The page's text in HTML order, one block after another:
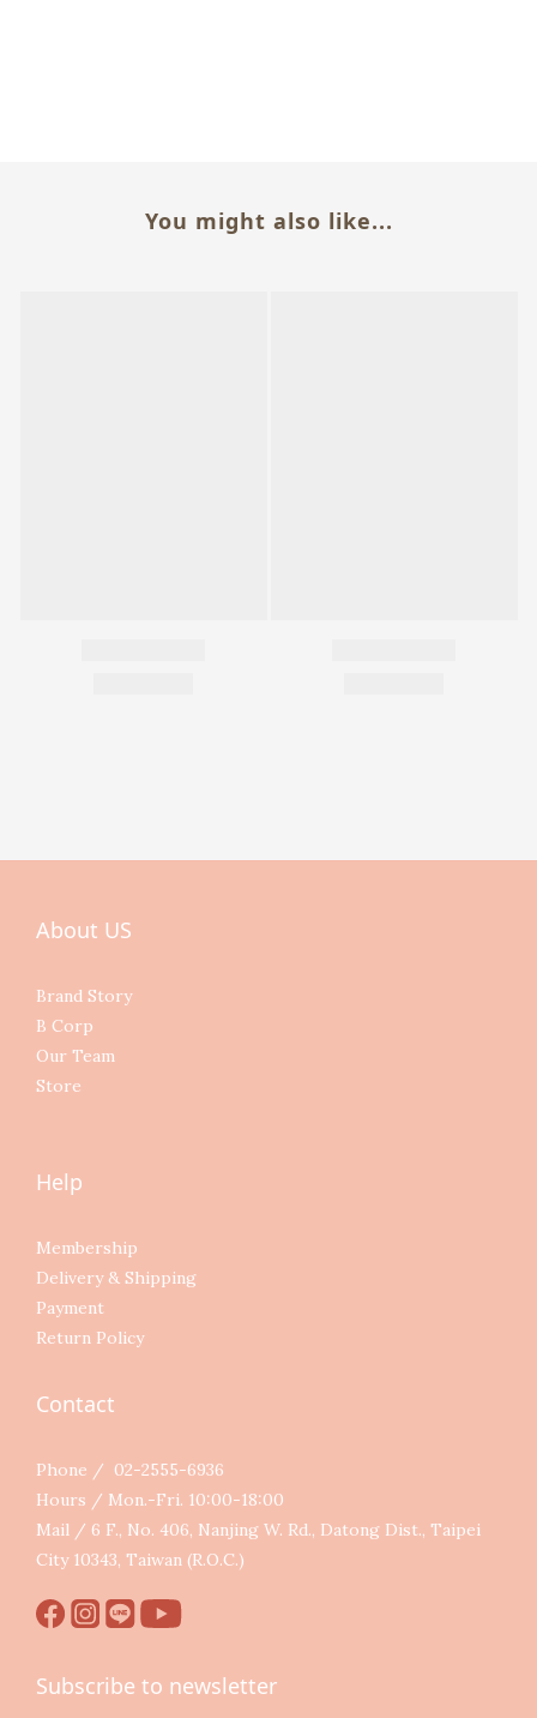
You might also like...
About US
Brand Story
B Corp
Our Team
Store
Help
Membership
Delivery & Shipping
Payment
Return Policy
Contact
Phone / 02-2555-6936
Hours / Mon.-Fri. 10:00-18:00
Mail / 6 F., No. 406, Nanjing W. Rd., Datong Dist., Taipei
City 10343, Taiwan (R.O.C.)
Subscribe to newsletter